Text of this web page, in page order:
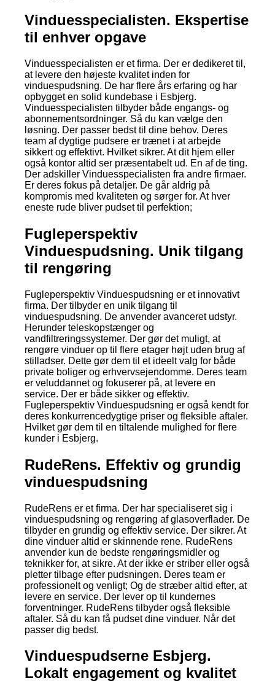
Vinduesspecialisten. Ekspertise
til enhver opgave
Vinduesspecialisten er et firma. Der er dedikeret til,
at levere den højeste kvalitet inden for
vinduespudsning. De har flere års erfaring og har
opbygget en solid kundebase i Esbjerg.
Vinduesspecialisten tilbyder både engangs- og
abonnementsordninger. Så du kan vælge den
løsning. Der passer bedst til dine behov. Deres
team af dygtige pudsere er trænet i at arbejde
sikkert og effektivt. Hvilket sikrer. At dit hjem eller
også kontor altid ser præsentabelt ud. En af de ting.
Der adskiller Vinduesspecialisten fra andre firmaer.
Er deres fokus på detaljer. De går aldrig på
kompromis med kvaliteten og sørger for. At hver
eneste rude bliver pudset til perfektion;
Fugleperspektiv
Vinduespudsning. Unik tilgang
til rengøring
Fugleperspektiv Vinduespudsning er et innovativt
firma. Der tilbyder en unik tilgang til
vinduespudsning. De anvender avanceret udstyr.
Herunder teleskopstænger og
vandfiltreringssystemer. Der gør det muligt, at
rengøre vinduer op til flere etager højt uden brug af
stilladser. Dette gør dem til et ideelt valg for både
private boliger og erhvervsejendomme. Deres team
er veluddannet og fokuserer på, at levere en
service. Der er både sikker og effektiv.
Fugleperspektiv Vinduespudsning er også kendt for
deres konkurrencedygtige priser og fleksible aftaler.
Hvilket gør dem til en tiltalende mulighed for flere
kunder i Esbjerg.
RudeRens. Effektiv og grundig
vinduespudsning
RudeRens er et firma. Der har specialiseret sig i
vinduespudsning og rengøring af glasoverflader. De
tilbyder en grundig og effektiv service. Der sikrer. At
dine vinduer altid er skinnende rene. RudeRens
anvender kun de bedste rengøringsmidler og
teknikker for, at sikre. At der ikke er striber eller også
pletter tilbage efter pudsningen. Deres team er
professionelt og venligt; Og de stræber altid efter, at
levere en service. Der lever op til kundernes
forventninger. RudeRens tilbyder også fleksible
aftaler. Så du kan få pudset dine vinduer. Når det
passer dig bedst.
Vinduespudserne Esbjerg.
Lokalt engagement og kvalitet